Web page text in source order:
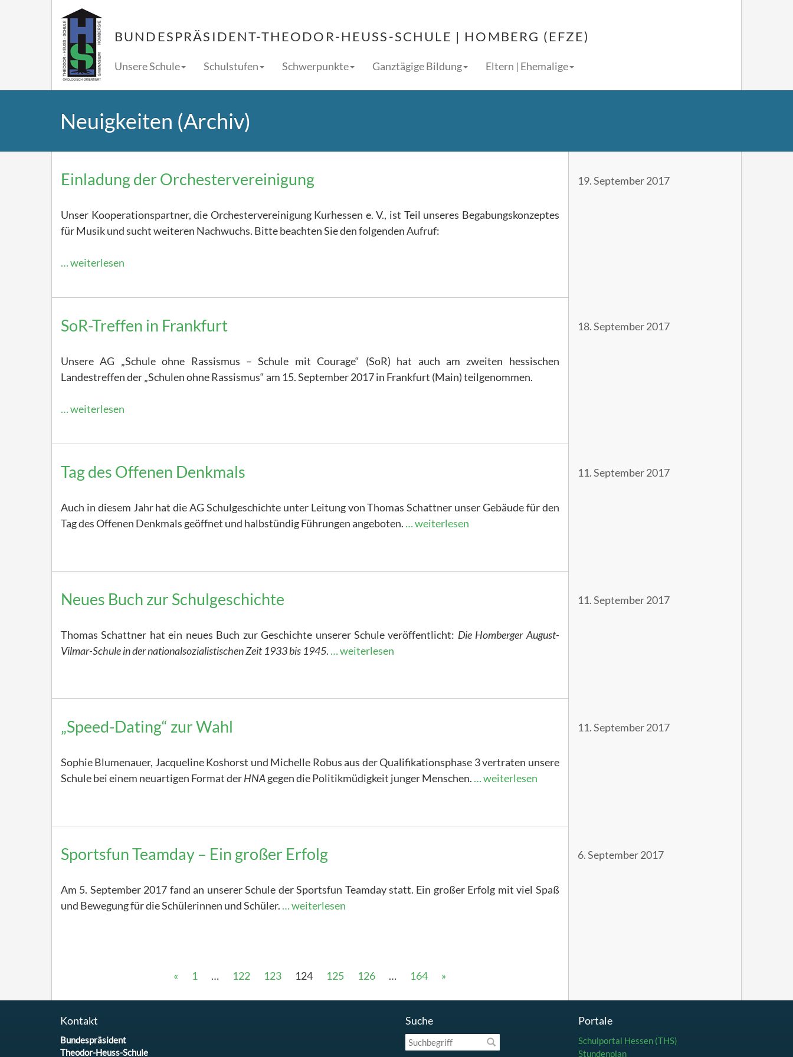
BUNDESPRÄSIDENT-THEODOR-HEUSS-SCHULE | HOMBERG (EFZE)
Unsere Schule Schulstufen Schwerpunkte Ganztägige Bildung Eltern | Ehemalige
Neuigkeiten (Archiv)
Einladung der Orchestervereinigung
Unser Kooperationspartner, die Orchestervereinigung Kurhessen e. V., ist Teil unseres Begabungskonzeptes
für Musik und sucht weiteren Nachwuchs. Bitte beachten Sie den folgenden Aufruf:
… weiterlesen
19. September 2017
SoR-Treffen in Frankfurt
Unsere AG „Schule ohne Rassismus – Schule mit Courage“ (SoR) hat auch am zweiten hessischen
Landestreffen der „Schulen ohne Rassismus“ am 15. September 2017 in Frankfurt (Main) teilgenommen.
… weiterlesen
18. September 2017
Tag des Offenen Denkmals
Auch in diesem Jahr hat die AG Schulgeschichte unter Leitung von Thomas Schattner unser Gebäude für den
Tag des Offenen Denkmals geöffnet und halbstündig Führungen angeboten. … weiterlesen
11. September 2017
Neues Buch zur Schulgeschichte
Thomas Schattner hat ein neues Buch zur Geschichte unserer Schule veröffentlicht: Die Homberger August-
Vilmar-Schule in der nationalsozialistischen Zeit 1933 bis 1945. … weiterlesen
11. September 2017
„Speed-Dating“ zur Wahl
Sophie Blumenauer, Jacqueline Koshorst und Michelle Robus aus der Qualifikationsphase 3 vertraten unsere
Schule bei einem neuartigen Format derHNAgegen die Politikmüdigkeit junger Menschen. … weiterlesen
11. September 2017
Sportsfun Teamday – Ein großer Erfolg
Am 5. September 2017 fand an unserer Schule der Sportsfun Teamday statt. Ein großer Erfolg mit viel Spaß
und Bewegung für die Schülerinnen und Schüler. … weiterlesen
6. September 2017
« 1 … 122 123 124 125 126 … 164 »
Suche
Suchbegriff
Portale
Schulportal Hessen (THS)
Stundenplan
Kontakt
Bundespräsident
Theodor-Heuss-Schule